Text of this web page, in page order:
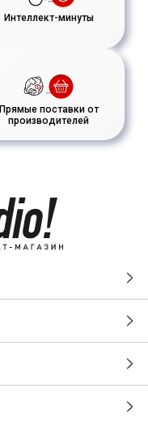
Интеллект-минуты
Прямые поставки от
производителей